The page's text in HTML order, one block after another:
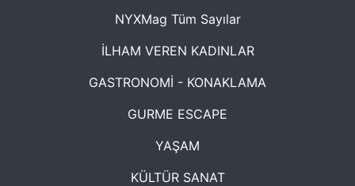
NYXMag Tüm Sayılar
İLHAM VEREN KADINLAR
GASTRONOMİ - KONAKLAMA
GURME ESCAPE
YAŞAM
KÜLTÜR SANAT